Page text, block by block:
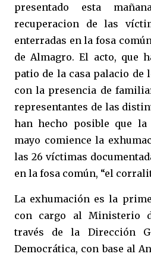
presentado esta
recuperacion de las
enterradas en la fosa
de Almagro. El acto, que
patio de la casa palacio de
con la presencia de
representantes de las
han hecho posible que la
mayo comience la
las 26 víctimas
en la fosa común, “el
La exhumación es la
con cargo al Ministerio
través de la Dirección
Democrática, con base al